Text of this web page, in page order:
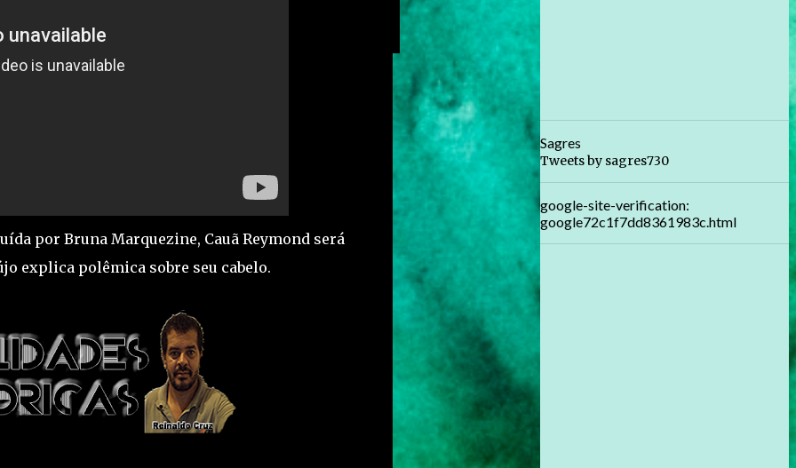
por Bruna Marquezine, Cauã Reymond será
explica polêmica sobre seu cabelo.
Sagres
Tweets by sagres730
google-site-verification:
google72c1f7dd8361983c.html